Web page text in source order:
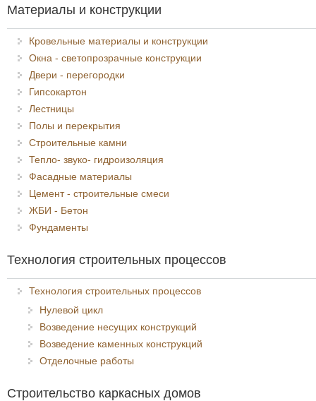
Материалы и конструкции
Кровельные материалы и конструкции
Окна - светопрозрачные конструкции
Двери - перегородки
Гипсокартон
Лестницы
Полы и перекрытия
Строительные камни
Тепло- звуко- гидроизоляция
Фасадные материалы
Цемент - строительные смеси
ЖБИ - Бетон
Фундаменты
Технология строительных процессов
Технология строительных процессов
Нулевой цикл
Возведение несущих конструкций
Возведение каменных конструкций
Отделочные работы
Строительство каркасных домов